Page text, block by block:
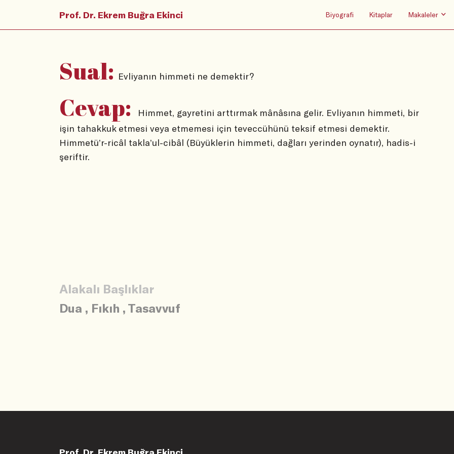
Prof. Dr. Ekrem Buğra Ekinci Biyografi Kitaplar Makaleler
Sual: Evliyanın himmeti ne demektir?
Cevap:
Himmet, gayretini arttırmak mânâsına gelir. Evliyanın himmeti, bir
işin tahakkuk etmesi veya etmemesi için teveccühünü teksif etmesi demektir.
Himmetü’r-ricâl takla’ul-cibâl (Büyüklerin himmeti, dağları yerinden oynatır), hadis-i
şeriftir.
Alakalı Başlıklar
Dua , Fıkıh , Tasavvuf